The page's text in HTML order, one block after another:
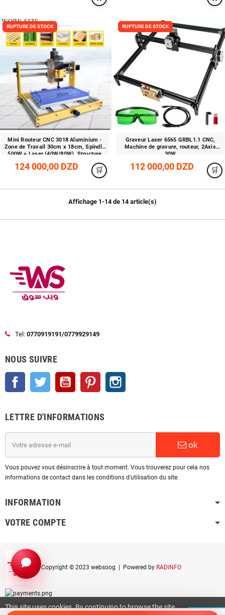
RUPTURE DE STOCK
Mini Routeur CNC 3018 Aluminium -
Zone de Travail 30cm x 18cm, Spindle
500W + Laser (40W/80W), Structure
124 000,00 DZD
RUPTURE DE STOCK
Graveur Laser 6565 GRBL1.1 CNC,
Machine de gravure, routeur, 2Axis
30W
112 000,00 DZD
Affichage 1-14 de 14 article(s)
Tel: 0770919191/0779929149
NOUS SUIVRE
Facebook Twitter YouTube Pinterest
LETTRE D'INFORMATIONS
ok
Vous pouvez vous désinscrire à tout moment. Vous trouverez pour cela nos
informations de contact dans les conditions d'utilisation du site.
INFORMATION
VOTRE COMPTE
Copyright © 2023 websoog | Powered by RADiNFO
This site uses cookies. By continuing to browse the site